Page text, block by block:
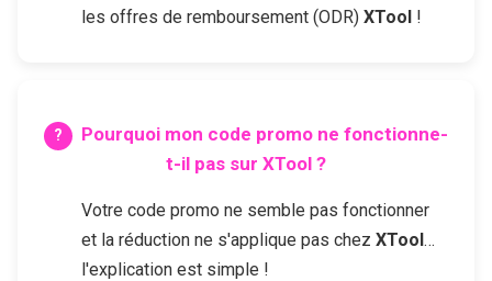
les offres de remboursement (ODR) XTool !
Pourquoi mon code promo ne fonctionne-
t-il pas sur XTool ?
Votre code promo ne semble pas fonctionner
et la réduction ne s'applique pas chez XTool…
l'explication est simple !